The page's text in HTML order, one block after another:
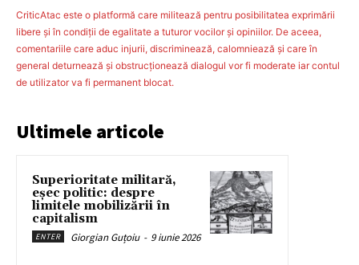
CriticAtac este o platformă care militează pentru posibilitatea exprimării
libere şi în condiţii de egalitate a tuturor vocilor şi opiniilor. De aceea,
comentariile care aduc injurii, discriminează, calomniează şi care în
general deturnează şi obstrucţionează dialogul vor fi moderate iar contul
de utilizator va fi permanent blocat.
Ultimele articole
Superioritate militară,
eșec politic: despre
limitele mobilizării în
capitalism
ENTER Giorgian Guțoiu - 9 iunie 2026